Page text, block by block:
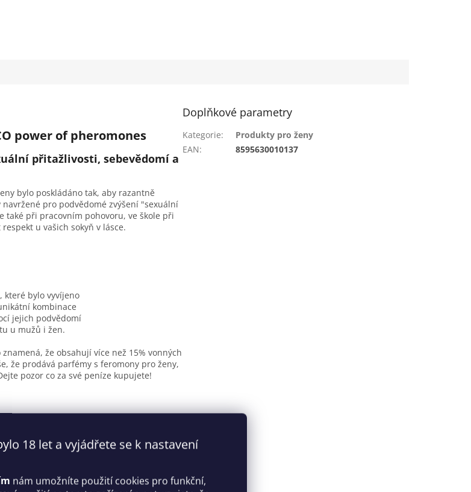
18 let a vyjádřete se k nastavení
nám umožníte použití cookies pro funkční,
power of pheromones
přitažlivosti, sebevědomí a
bylo poskládáno tak, aby razantně
pro podvědomé zvýšení "sexuální
také při pracovním pohovoru, ve škole při
u vašich sokyň v lásce.
které bylo vyvíjeno
kombinace
jejich podvědomí
u mužů i žen.
znamená, že obsahují více než 15% vonných
že prodává parfémy s feromony pro ženy,
pozor co za své peníze kupujete!
Selection
a výrazných ovocnych tónů. V konečné
Je to podmanivá vůně plná fantazie a
Doplňkové parametry
Kategorie:
Produkty pro ženy
EAN: 8595630010137